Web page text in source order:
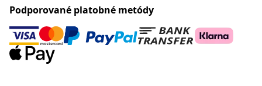
Podporované platobné metódy